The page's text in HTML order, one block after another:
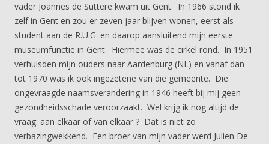
vader Joannes de Suttere kwam uit Gent. In 1966 stond ik
zelf in Gent en zou er zeven jaar blijven wonen, eerst als
student aan de R.U.G. en daarop aansluitend mijn eerste
museumfunctie in Gent. Hiermee was de cirkel rond. In 1951
verhuisden mijn ouders naar Aardenburg (NL) en vanaf dan
tot 1970 was ik ook ingezetene van die gemeente. Die
ongevraagde naamsverandering in 1946 heeft bij mij geen
gezondheidsschade veroorzaakt. Wel krijg ik nog altijd de
vraag: aan elkaar of van elkaar ? Dat is niet zo
verbazingwekkend. Een broer van mijn vader werd Julien De